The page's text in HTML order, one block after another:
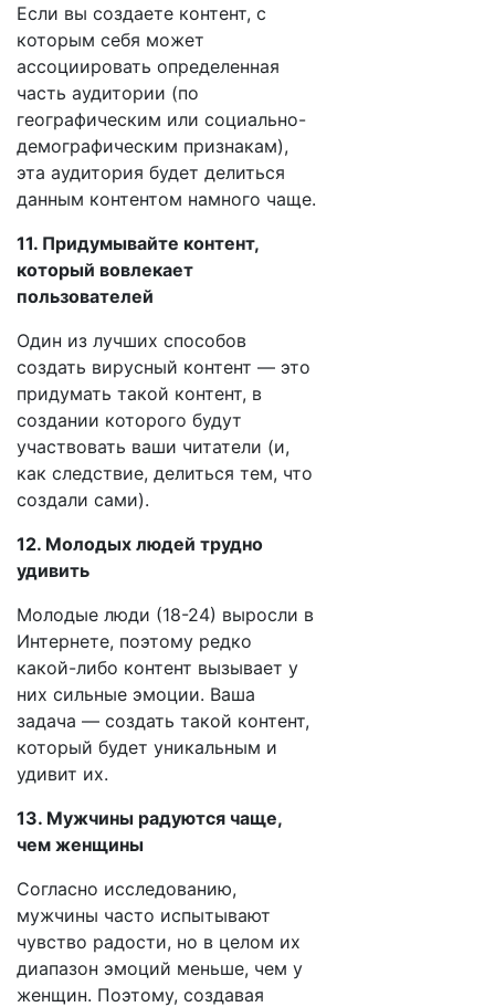
Если вы создаете контент, с
которым себя может
ассоциировать определенная
часть аудитории (по
географическим или социально-
демографическим признакам),
эта аудитория будет делиться
данным контентом намного чаще.
11. Придумывайте контент,
который вовлекает
пользователей
Один из лучших способов
создать вирусный контент — это
придумать такой контент, в
создании которого будут
участвовать ваши читатели (и,
как следствие, делиться тем, что
создали сами).
12. Молодых людей трудно
удивить
Молодые люди (18-24) выросли в
Интернете, поэтому редко
какой-либо контент вызывает у
них сильные эмоции. Ваша
задача — создать такой контент,
который будет уникальным и
удивит их.
13. Мужчины радуются чаще,
чем женщины
Согласно исследованию,
мужчины часто испытывают
чувство радости, но в целом их
диапазон эмоций меньше, чем у
женщин. Поэтому, создавая